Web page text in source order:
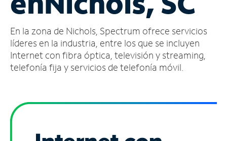
cuenta
Encuentra
una
tienda
En la zona de Nichols, Spectrum ofrece servicios
líderes en la industria, entre los que se incluyen
Internet con fibra óptica, televisión y streaming,
telefonía fija y servicios de telefonía móvil.